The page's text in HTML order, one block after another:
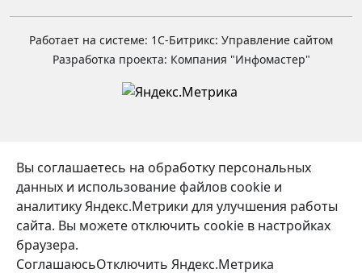
Работает на системе: 1С-Битрикс: Управление сайтом
Разработка проекта: Компания "Инфомастер"
Вы соглашаетесь на обработку персональных
данных и использование файлов cookie и
аналитику Яндекс.Метрики для улучшения работы
сайта. Вы можете отключить cookie в настройках
браузера.
СоглашаюсьОтключить Яндекс.Метрика